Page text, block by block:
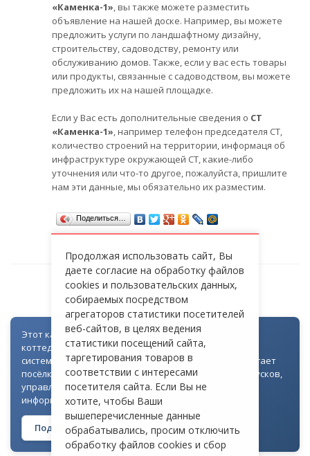
«Каменка-1», вы также можете разместить
объявление на нашей доске. Например, вы можете
предложить услуги по ландшафтному дизайну,
строительству, садоводству, ремонту или
обслуживанию домов. Также, если у вас есть товары
или продукты, связанные с садоводством, вы можете
предложить их на нашей площадке.
Если у Вас есть дополнительные сведения о СТ
«Каменка-1», например телефон председателя СТ,
количество строений на территории, информаця об
инфраструктуре окружающей СТ, какие-либо
уточнения или что-то другое, пожалуйста, пришлите
нам эти данные, мы обязательно их разместим.
Поделиться…
СТ «КАМЕНКА-1»
Этот каталог создан как часть цифровой экосистемы
коттеджных посёлков: для всех объектов доступна
система контроля доступа через Telegram. Она помогает
посёлкам автоматизировать выдачу гостевых пропусков,
управлять доступом на территорию и оперативно
информировать жителей
Подробнее о технологии →
Продолжая использовать сайт, Вы
даете согласие на обработку файлов
cookies и пользовательских данных,
собираемых посредством
агрегаторов статистики посетителей
веб-сайтов, в целях ведения
статистики посещений сайта,
таргетирования товаров в
соответствии с интересами
посетителя сайта. Если Вы не
хотите, чтобы Ваши
вышеперечисленные данные
обрабатывались, просим отключить
обработку файлов cookies и сбор